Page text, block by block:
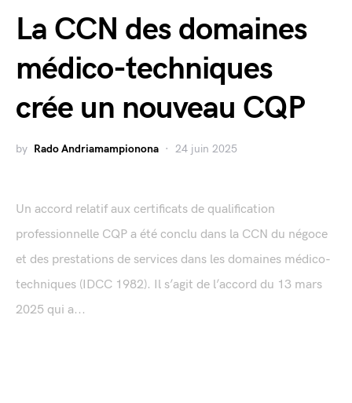
La CCN des domaines
médico-techniques
crée un nouveau CQP
by Rado Andriamampionona 24 juin 2025
Un accord relatif aux certificats de qualification
professionnelle CQP a été conclu dans la CCN du négoce
et des prestations de services dans les domaines médico-
techniques (IDCC 1982). Il s’agit de l’accord du 13 mars
2025 qui a...